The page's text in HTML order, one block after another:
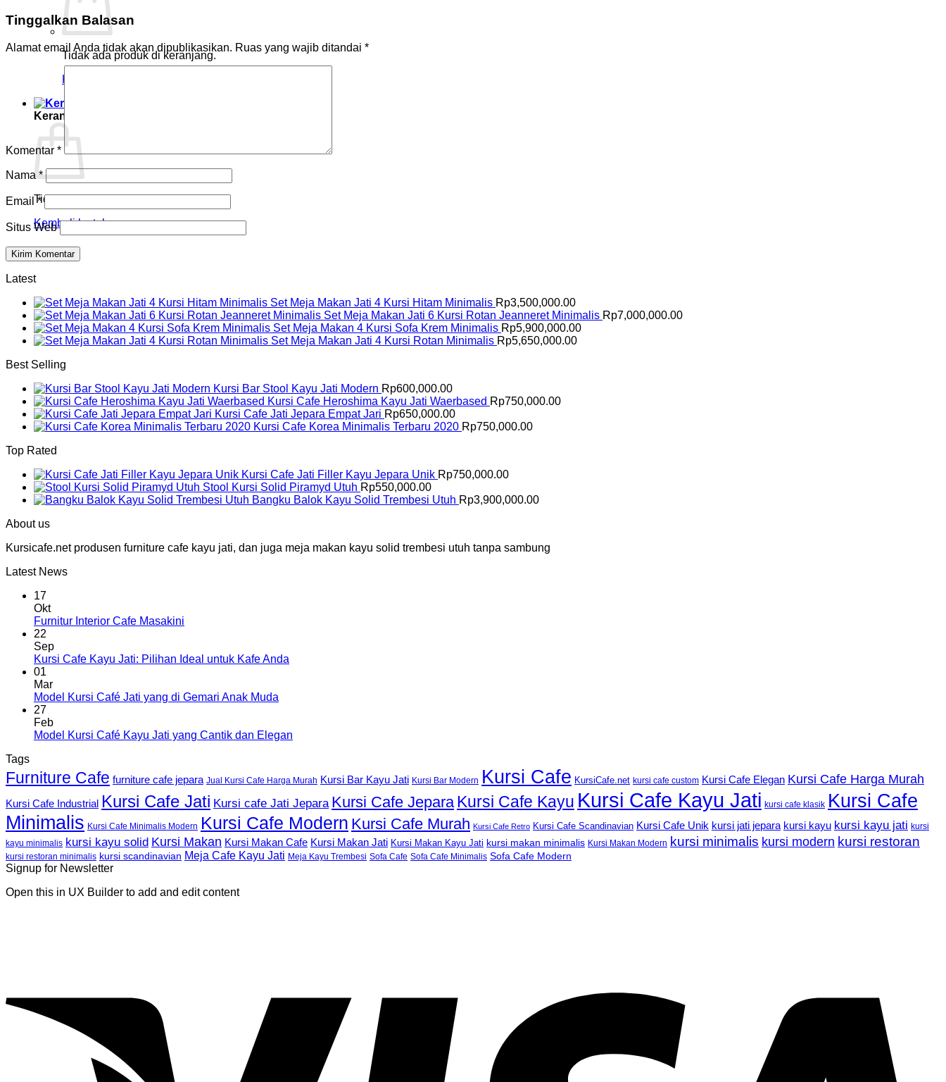
Tidak ada produk di keranjang.
Kembali ke toko
Keranjang
Tidak ada produk di keranjang.
Kembali ke toko
Tinggalkan Balasan
Alamat email Anda tidak akan dipublikasikan. Ruas yang wajib ditandai *
Komentar *
Nama *
Email*
Situs Web
Latest
Set Meja Makan Jati 4 Kursi Hitam Minimalis Rp3,500,000.00
Set Meja Makan Jati 6 Kursi Rotan Jeanneret Minimalis Rp7,000,000.00
Set Meja Makan 4 Kursi Sofa Krem Minimalis Rp5,900,000.00
Set Meja Makan Jati 4 Kursi Rotan Minimalis Rp5,650,000.00
Best Selling
Kursi Bar Stool Kayu Jati Modern Rp600,000.00
Kursi Cafe Heroshima Kayu Jati Waerbased Rp750,000.00
Kursi Cafe Jati Jepara Empat Jari Rp650,000.00
Kursi Cafe Korea Minimalis Terbaru 2020 Rp750,000.00
Top Rated
Kursi Cafe Jati Filler Kayu Jepara Unik Rp750,000.00
Stool Kursi Solid Piramyd Utuh Rp550,000.00
Bangku Balok Kayu Solid Trembesi Utuh Rp3,900,000.00
About us
Kursicafe.net produsen furniture cafe kayu jati, dan juga meja makan kayu solid trembesi utuh tanpa sambung
Latest News
17
Okt
Furnitur Interior Cafe Masakini
22
Sep
Kursi Cafe Kayu Jati: Pilihan Ideal untuk Kafe Anda
01
Mar
Model Kursi Café Jati yang di Gemari Anak Muda
27
Feb
Model Kursi Café Kayu Jati yang Cantik dan Elegan
Tags
Furniture Cafe furniture cafe jepara Jual Kursi Cafe Harga Murah Kursi Bar Kayu Jati Kursi Bar Modern Kursi Cafe KursiCafe.net kursi cafe custom Kursi Cafe Elegan Kursi Cafe Harga Murah
Kursi Cafe Industrial Kursi Cafe Jati Kursi cafe Jati Jepara Kursi Cafe Jepara Kursi Cafe Kayu Kursi Cafe Kayu Jati kursi cafe klasik Kursi Cafe
Minimalis Kursi Cafe Minimalis Modern Kursi Cafe Modern Kursi Cafe Murah Kursi Cafe Retro Kursi Cafe Scandinavian Kursi Cafe Unik kursi jati jepara kursi kayu kursi kayu jati kursi
kayu minimalis kursi kayu solid Kursi Makan Kursi Makan Cafe Kursi Makan Jati Kursi Makan Kayu Jati kursi makan minimalis Kursi Makan Modern kursi minimalis kursi modern kursi restoran
kursi restoran minimalis kursi scandinavian Meja Cafe Kayu Jati Meja Kayu Trembesi Sofa Cafe Sofa Cafe Minimalis Sofa Cafe Modern
Signup for Newsletter
Open this in UX Builder to add and edit content